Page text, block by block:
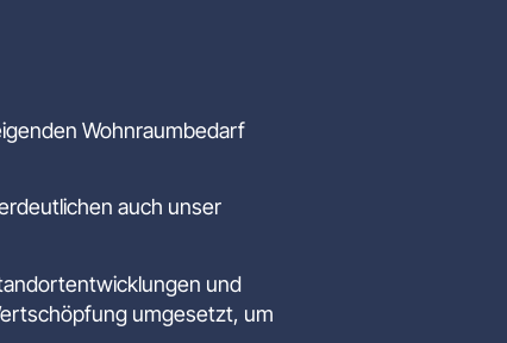
Wohnraumbedarf
auch unser
und
umgesetzt, um